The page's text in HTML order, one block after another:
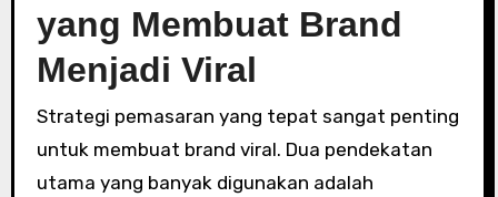
yang Membuat Brand
Menjadi Viral
Strategi pemasaran yang tepat sangat penting
untuk membuat brand viral. Dua pendekatan
utama yang banyak digunakan adalah